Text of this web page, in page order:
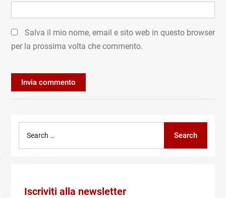
Salva il mio nome, email e sito web in questo browser
per la prossima volta che commento.
Search
Iscriviti alla newsletter